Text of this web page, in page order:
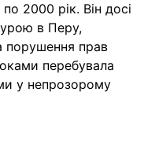
2000 рік. Він досі
в Перу,
порушення прав
перебувала
у непрозорому